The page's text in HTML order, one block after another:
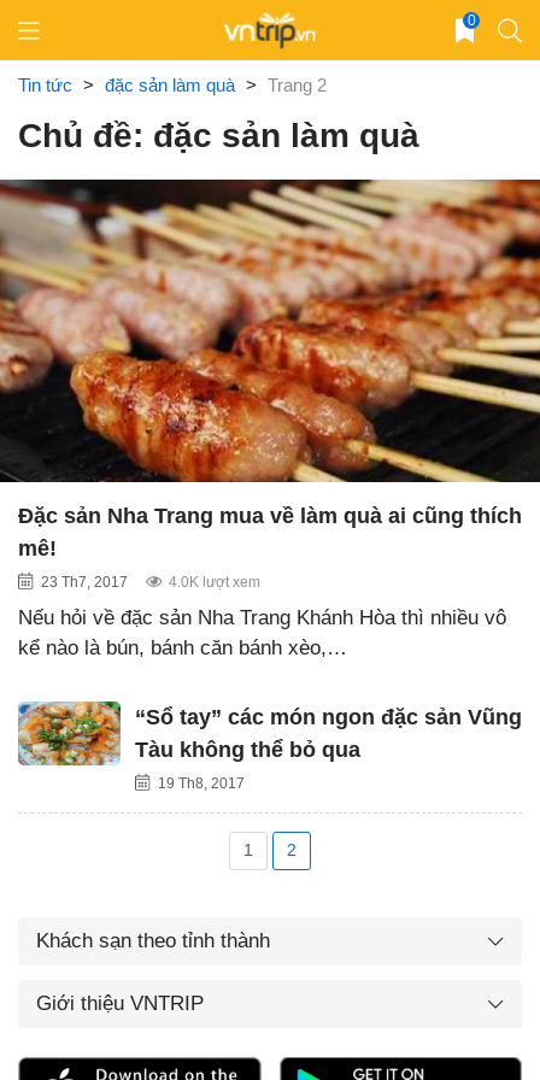
content
0
Tin tức > đặc sản làm quà > Trang 2
Chủ đề: đặc sản làm quà
Đặc sản Nha Trang mua về làm quà ai cũng thích
mê!
23 Th7, 2017 4.0K lượt xem
Nếu hỏi về đặc sản Nha Trang Khánh Hòa thì nhiều vô
kể nào là bún, bánh căn bánh xèo,…
“Sổ tay” các món ngon đặc sản Vũng
Tàu không thể bỏ qua
19 Th8, 2017
1 2
Khách sạn theo tỉnh thành
Giới thiệu VNTRIP